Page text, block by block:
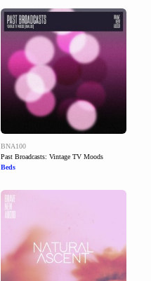
BNA100
Past Broadcasts: Vintage TV Moods
Beds